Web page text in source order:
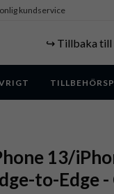
kundservice
↪️ Tillbaka till
13/
to-Edge